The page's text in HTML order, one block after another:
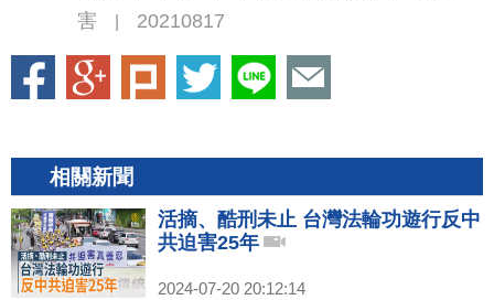
害
20210817
相關新聞
活摘、酷刑未止 台灣法輪功遊行反中
共迫害25年
2024-07-20 20:12:14